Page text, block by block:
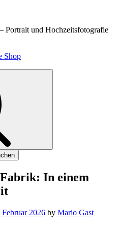
Portrait und Hochzeitsfotografie
Shop
In einem
Februar 2026 by Mario Gast